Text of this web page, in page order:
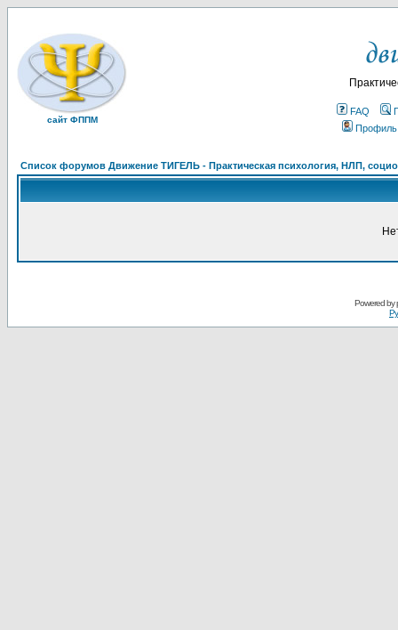
сайт ФППМ
FAQ
Профиль
Список форумов Движение ТИГЕЛЬ - Практическая психология, НЛП,
Powered by